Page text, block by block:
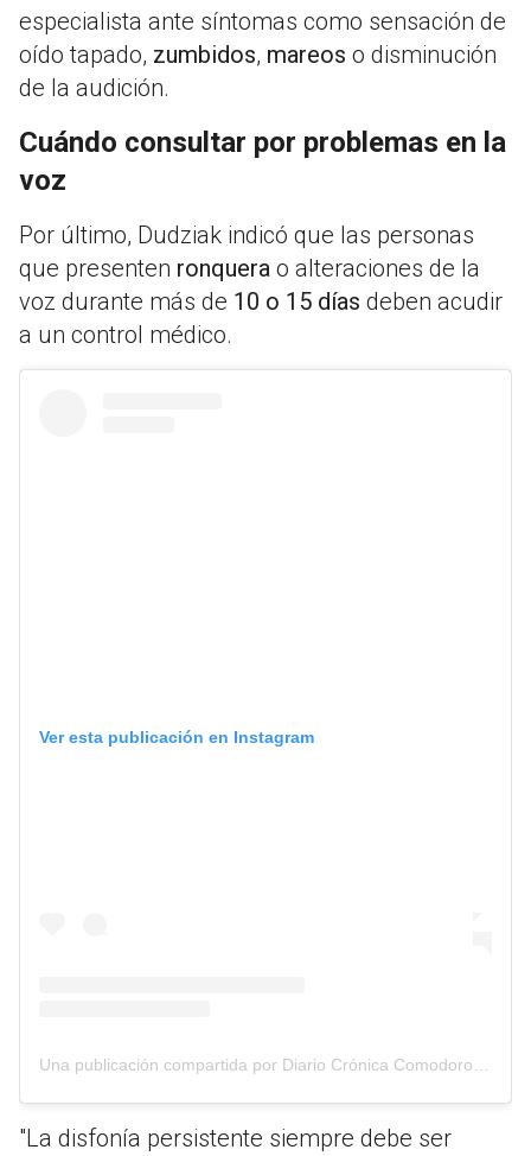
especialista ante síntomas como sensación de
oído tapado, zumbidos, mareos o disminución
de la audición.
Cuándo consultar por problemas en la
voz
Por último, Dudziak indicó que las personas
que presenten ronquera o alteraciones de la
voz durante más de 10 o 15 días deben acudir
a un control médico.
Ver esta publicación en Instagram
"La disfonía persistente siempre debe ser